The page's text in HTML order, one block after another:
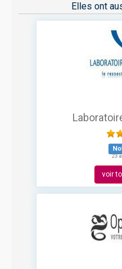
Elles ont
23
voir